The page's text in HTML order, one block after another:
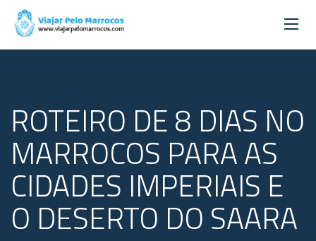
ROTEIRO DE 8 DIAS NO
MARROCOS PARA AS
CIDADES IMPERIAIS E
O DESERTO DO SAARA